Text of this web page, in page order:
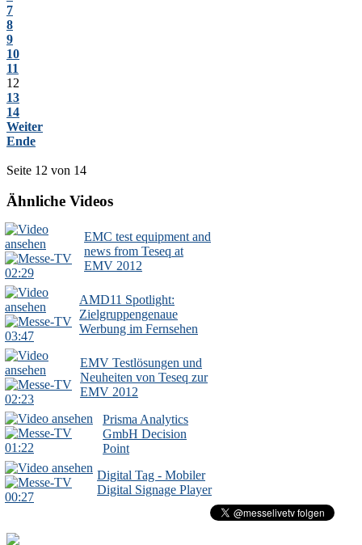
7
8
9
10
11
12
13
14
Weiter
Ende
Seite 12 von 14
Ähnliche Videos
02:29
EMC test equipment and
news from Teseq at
EMV 2012
03:47
AMD11 Spotlight:
Zielgruppengenaue
Werbung im Fernsehen
02:23
EMV Testlösungen und
Neuheiten von Teseq zur
EMV 2012
01:22
Prisma Analytics
GmbH Decision
Point
00:27
Digital Tag - Mobiler
Digital Signage Player